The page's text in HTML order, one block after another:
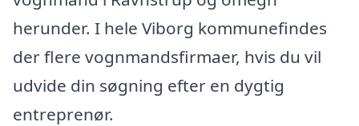
herunder. I hele Viborg kommunefindes
der flere vognmandsfirmaer, hvis du vil
udvide din søgning efter en dygtig
entreprenør.